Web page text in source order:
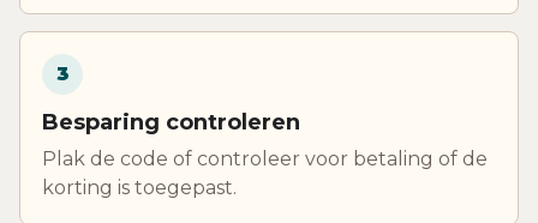
3
Besparing controleren
Plak de code of controleer voor betaling of de
korting is toegepast.